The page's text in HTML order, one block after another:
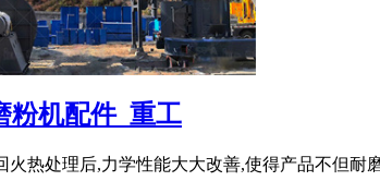
粉机配件_重工
火热处理后,力学性能大大改善,使得产品不但耐